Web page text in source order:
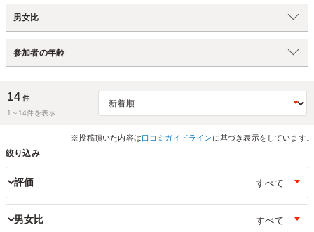
男女比
参加者の年齢
14 件
1～ 14件を表示
※投稿頂いた内容は口コミガイドライン に基づき表示をしています。
絞り込み
評価
男女比